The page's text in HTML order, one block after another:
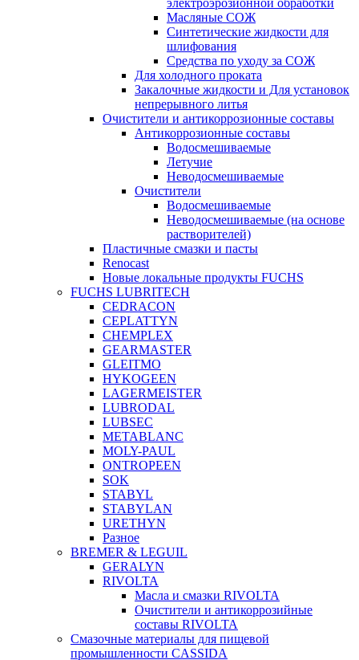
электроэрозионной обработки
Масляные СОЖ
Синтетические жидкости для
шлифования
Средства по уходу за СОЖ
Для холодного проката
Закалочные жидкости и Для установок
непрерывного литья
Очистители и антикоррозионные составы
Антикоррозионные составы
Водосмешиваемые
Летучие
Неводосмешиваемые
Очистители
Водосмешиваемые
Неводосмешиваемые (на основе
растворителей)
Пластичные смазки и пасты
Renocast
Новые локальные продукты FUCHS
FUCHS LUBRITECH
CEDRACON
CEPLATTYN
CHEMPLEX
GEARMASTER
GLEITMO
HYKOGEEN
LAGERMEISTER
LUBRODAL
LUBSEC
METABLANC
MOLY-PAUL
ONTROPEEN
SOK
STABYL
STABYLAN
URETHYN
Разное
BREMER & LEGUIL
GERALYN
RIVOLTA
Масла и смазки RIVOLTA
Очистители и антикоррозийные
составы RIVOLTA
Смазочные материалы для пищевой
промышленности CASSIDA